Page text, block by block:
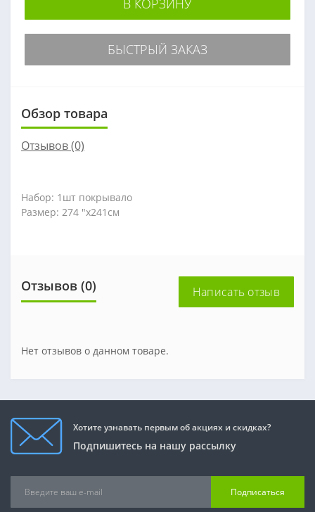
В КОРЗИНУ
БЫСТРЫЙ ЗАКАЗ
Обзор товара
Отзывов (0)
Набор: 1шт покрывало
Размер: 274 "х241см
Отзывов (0) Написать отзыв
Нет отзывов о данном товаре.
Хотите узнавать первым об акциях и скидках?
Подпишитесь на нашу рассылку
Подписаться